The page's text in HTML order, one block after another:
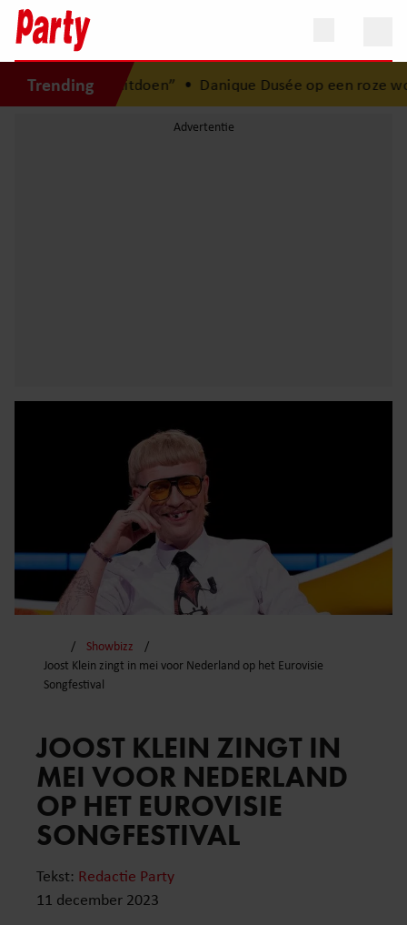
Trending
uitdoen”• Danique Dusée op een roze wolk na
Showbizz
Joost Klein zingt in mei voor Nederland op het Eurovisie
Songfestival
JOOST KLEIN ZINGT IN
MEI VOOR NEDERLAND
OP HET EUROVISIE
SONGFESTIVAL
Tekst: Redactie Party
11 december 2023